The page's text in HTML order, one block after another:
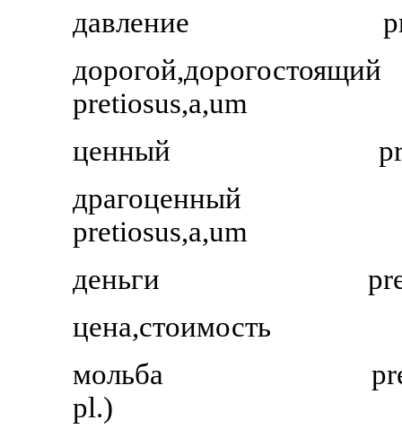
давление
дорогой,дорогостоящий
pretiosus,a,um
ценный
драгоценный
pretiosus,a,um
деньги
цена,стоимость
мольба
pl.)